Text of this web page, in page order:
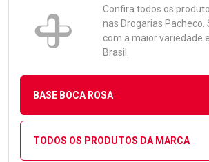
Confira todos os
nas Drogarias Pacheco.
com a maior variedade
Brasil.
BASE BOCA ROSA
TODOS OS PRODUTOS DA MARCA